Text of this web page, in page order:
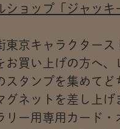
ショップ「ジャッ
東京キャラクター
お買い上げの方へ
スタンプを集めて
グネットを差し上げ
ー用専用カード・